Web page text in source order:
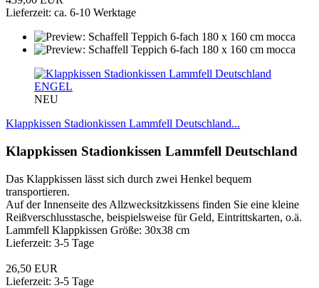
Lieferzeit: ca. 6-10 Werktage
ENGEL
NEU
Klappkissen Stadionkissen Lammfell Deutschland...
Klappkissen Stadionkissen Lammfell Deutschland
Das Klappkissen lässt sich durch zwei Henkel bequem
transportieren.
Auf der Innenseite des Allzwecksitzkissens finden Sie eine kleine
Reißverschlusstasche, beispielsweise für Geld, Eintrittskarten, o.ä.
Lammfell Klappkissen Größe: 30x38 cm
Lieferzeit: 3-5 Tage
26,50 EUR
Lieferzeit: 3-5 Tage